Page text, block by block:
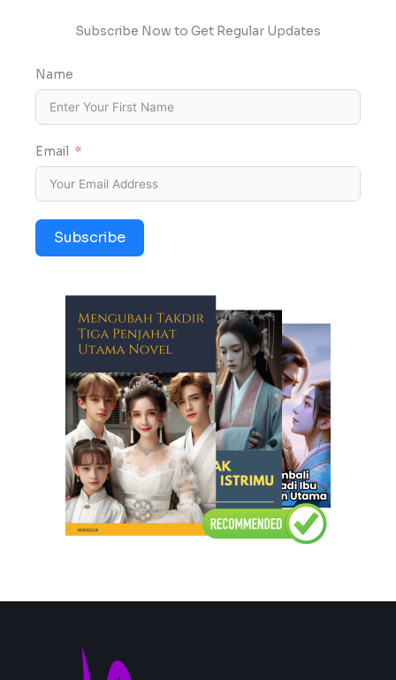
Subscribe Now to Get Regular Updates
Name
Email
Subscribe